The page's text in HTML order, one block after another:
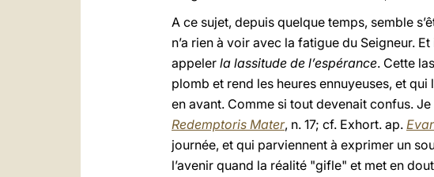
A ce sujet, depuis quelque temps, semble
n’a rien à voir avec la fatigue du Seigneur.
appeler la lassitude de l’espérance. Cette
plomb et rend les heures ennuyeuses, et
en avant. Comme si tout devenait confus.
Redemptoris Mater, n. 17; cf. Exhort. ap.
journée, et qui parviennent à exprimer un
l’avenir quand la réalité "gifle" et met en